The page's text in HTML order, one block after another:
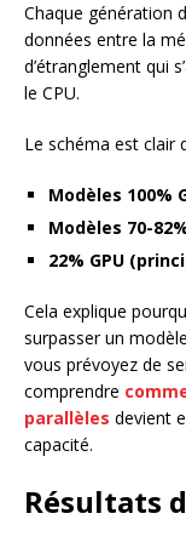
Chaque génération
données entre la
d’étranglement qui
le CPU.
Le schéma est clair
Modèles 100%
Modèles 70-
22% GPU
Cela explique
surpasser un
vous prévoyez de
comprendre
parallèles devient
capacité.
Résultats